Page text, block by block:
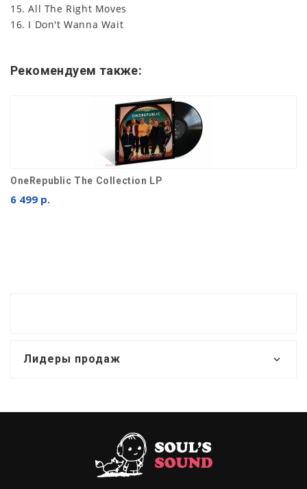
15. All The Right Moves
16. I Don't Wanna Wait
Рекомендуем также:
OneRepublic The Collection LP
6 499 р.
Лидеры продаж